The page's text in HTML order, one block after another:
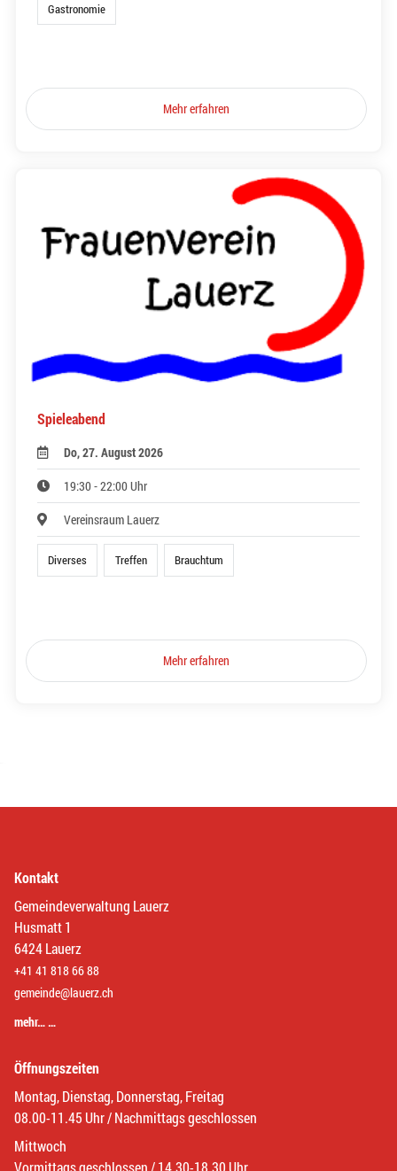
Gastronomie
Mehr erfahren
Spieleabend
Do, 27. August 2026
19:30 - 22:00 Uhr
Vereinsraum Lauerz
Diverses Treffen Brauchtum
Mehr erfahren
Kontakt
Gemeindeverwaltung Lauerz
Husmatt 1
6424 Lauerz
+41 41 818 66 88
gemeinde@lauerz.ch
mehr… …
Öffnungszeiten
Montag, Dienstag, Donnerstag, Freitag
08.00-11.45 Uhr / Nachmittags geschlossen
Mittwoch
Vormittags geschlossen / 14.30-18.30 Uhr